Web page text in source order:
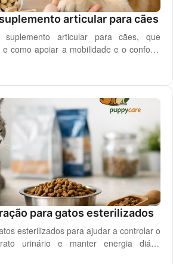
articular para cães
articular para cães, que
como apoiar a mobilidade e o conforto
para gatos esterilizados
esterilizados para ajudar a controlar o
urinário e manter energia diária